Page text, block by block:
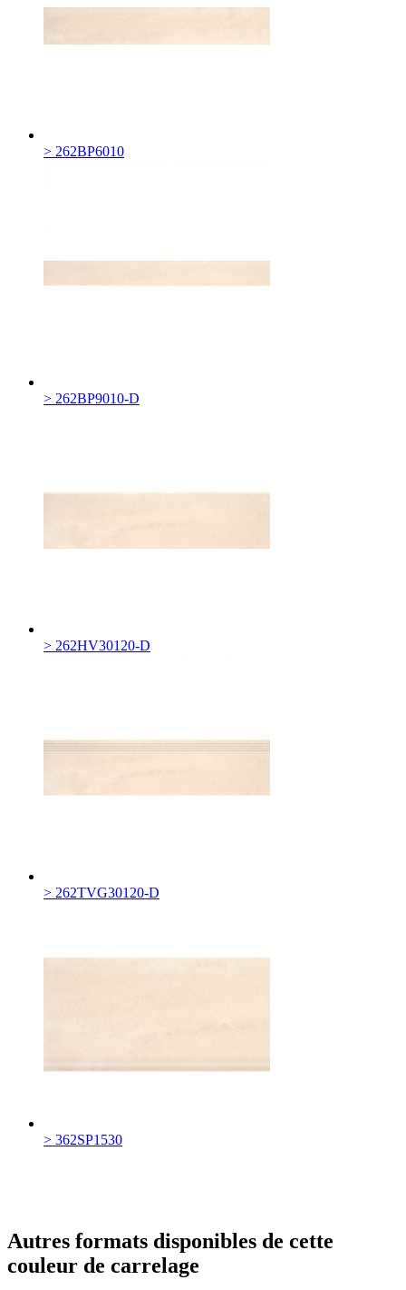
> 262BP6010
> 262BP9010-D
> 262HV30120-D
> 262TVG30120-D
> 362SP1530
Autres formats disponibles de cette
couleur de carrelage